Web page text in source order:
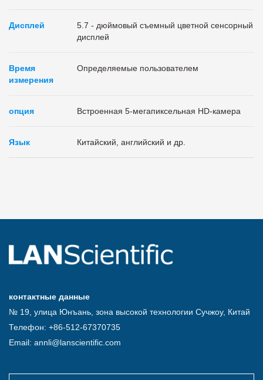
Дисплей
5.7 - дюймовый съемный цветной сенсорный
дисплей
Время
измерения
Определяемые пользователем
опция Встроенная 5-мегапиксельная HD-камера
Язык Китайский, английский и др.
контактные данные
№ 19, улица Юнъань, зона высокой технологии Сучжоу, Китай
Телефон: +86-512-67370735
Email: annli@lanscientific.com